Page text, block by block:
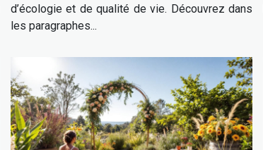
d’écologie et de qualité de vie. Découvrez dans
les paragraphes...